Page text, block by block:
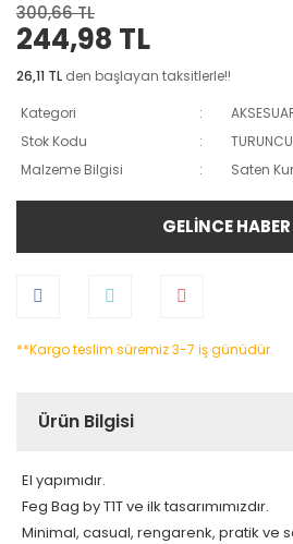
300,66 TL
244,98 TL
26,11 TL den başlayan taksitlerle!!
Kategori
Stok Kodu
Malzeme Bilgisi
Saten
GELİNCE HABER
**Kargo teslim süremiz 3-7 iş günüdür.
Ürün Bilgisi
El yapımıdır.
Feg Bag by T1T ve ilk tasarımımızdır.
Minimal, casual, rengarenk, pratik ve